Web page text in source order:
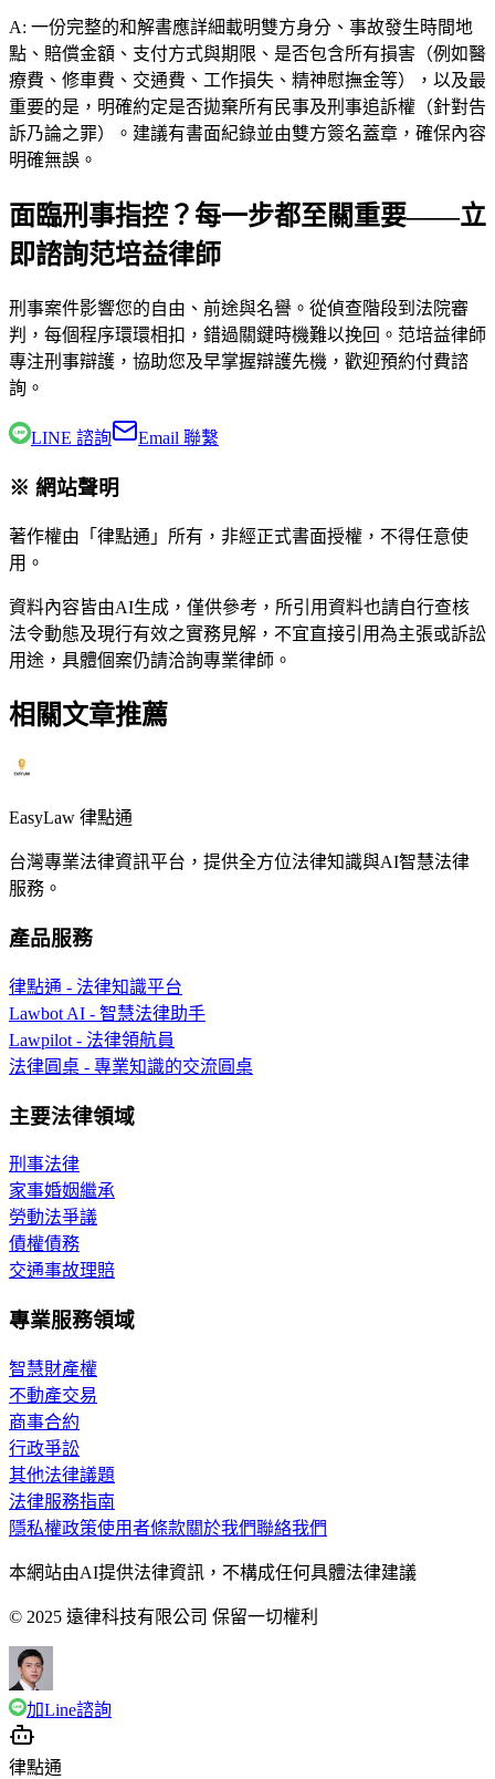
A: 一份完整的和解書應詳細載明雙方身分、事故發生時間地
點、賠償金額、支付方式與期限、是否包含所有損害（例如醫
療費、修車費、交通費、工作損失、精神慰撫金等），以及最
重要的是，明確約定是否拋棄所有民事及刑事追訴權（針對告
訴乃論之罪）。建議有書面紀錄並由雙方簽名蓋章，確保內容
明確無誤。
面臨刑事指控？每一步都至關重要——立
即諮詢范培益律師
刑事案件影響您的自由、前途與名譽。從偵查階段到法院審
判，每個程序環環相扣，錯過關鍵時機難以挽回。 范培益律師
專注刑事辯護，協助您及早掌握辯護先機，歡迎預約付費諮
詢。
LINE 諮詢 Email 聯繫
※ 網站聲明
著作權由「律點通」所有，非經正式書面授權，不得任意使
用。
資料內容皆由AI生成，僅供參考，所引用資料也請自行查核
法令動態及現行有效之實務見解，不宜直接引用為主張或訴訟
用途，具體個案仍請洽詢專業律師。
相關文章推薦
EasyLaw 律點通
台灣專業法律資訊平台，提供全方位法律知識與AI智慧法律
服務。
產品服務
律點通 - 法律知識平台
Lawbot AI - 智慧法律助手
Lawpilot - 法律領航員
法律圓桌 - 專業知識的交流圓桌
主要法律領域
刑事法律
家事婚姻繼承
勞動法爭議
債權債務
交通事故理賠
專業服務領域
智慧財產權
不動產交易
商事合約
行政爭訟
其他法律議題
法律服務指南
隱私權政策使用者條款關於我們聯絡我們
本網站由AI提供法律資訊，不構成任何具體法律建議
© 2025 遠律科技有限公司 保留一切權利
加Line諮詢
律點通